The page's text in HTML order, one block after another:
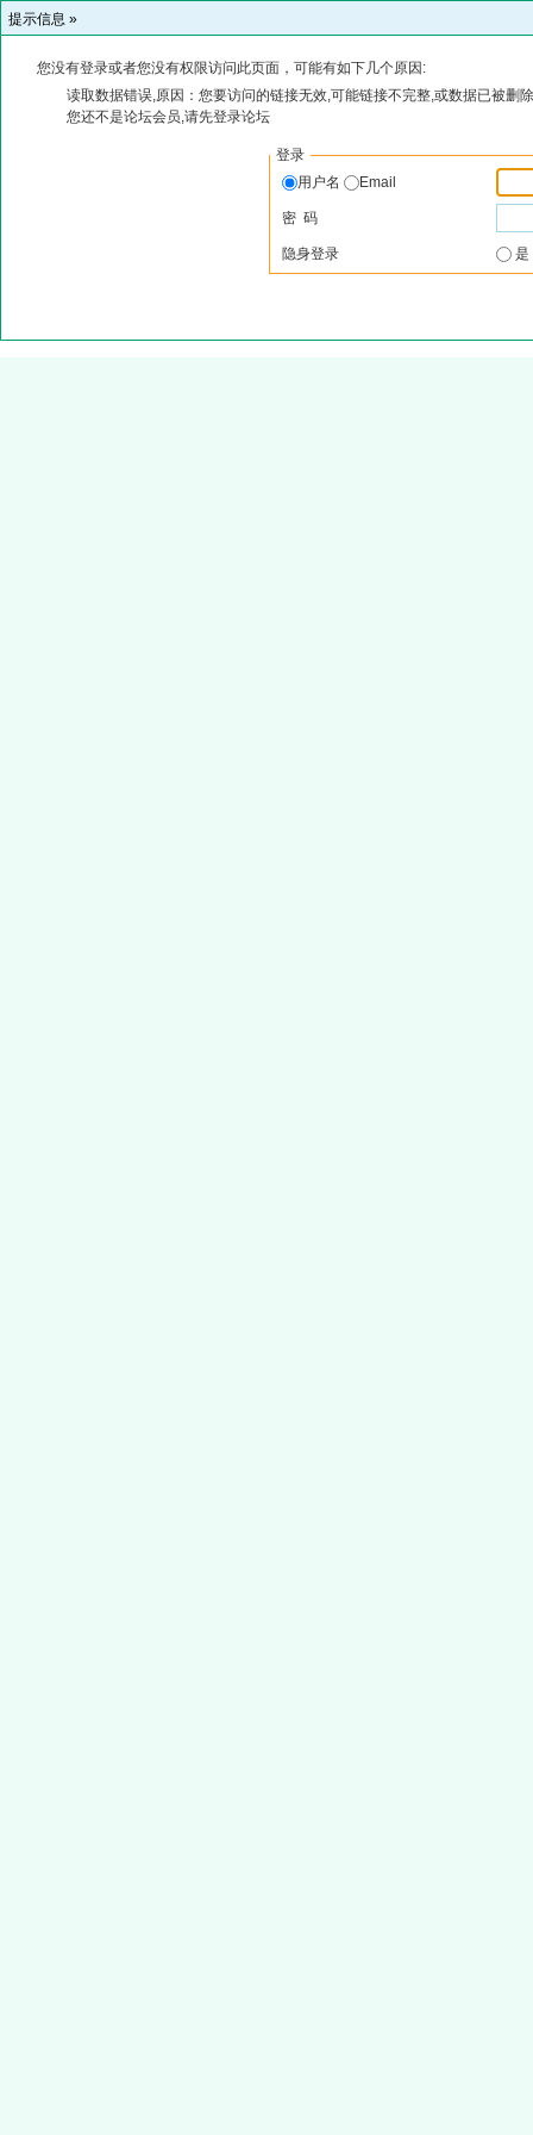
提示信息 »
您没有登录或者您没有权限访问此页面，可能有如下几个原因:
读取数据错误,原因：您要访问的链接无效,可能链接不完整,或数据已被删
您还不是论坛会员,请先登录论坛
登录
用户名
Email
密 码
隐身登录